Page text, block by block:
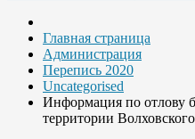
Главная страница
Администрация
Перепись 2020
Uncategorised
Информация по отлову
территории